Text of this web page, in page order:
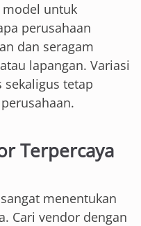
model untuk
perusahaan
dan seragam
lapangan. Variasi
tetap
Terpercaya
menentukan
Cari vendor dengan